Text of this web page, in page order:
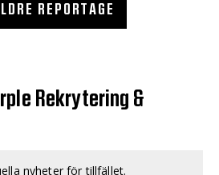
REPORTAGE
Rekrytering &
nyheter för tillfället.